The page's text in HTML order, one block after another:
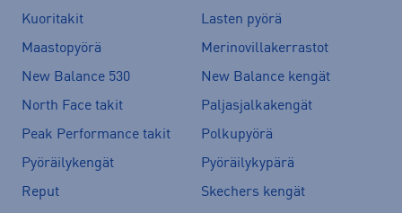
Kuoritakit
Lasten pyörä
Maastopyörä
Merinovillakerrastot
New Balance 530
New Balance kengät
North Face takit
Paljasjalkakengät
Peak Performance takit
Polkupyörä
Pyöräilykengät
Pyöräilykypärä
Reput
Skechers kengät